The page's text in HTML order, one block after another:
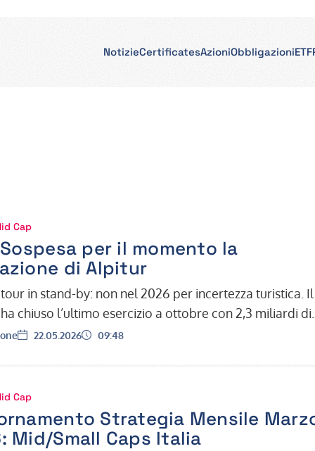
NotizieCertificatesAzioniObbligazioniETF
Cap
per il momento la
di Alpitur
in stand-by: non nel 2026 per incertezza turistica. Il
chiuso l’ultimo esercizio a ottobre con 2,3 miliardi di
e…
Data:
22.05.2026 Ora:
09:48
Cap
Strategia Mensile
Mid/Small Caps Italia